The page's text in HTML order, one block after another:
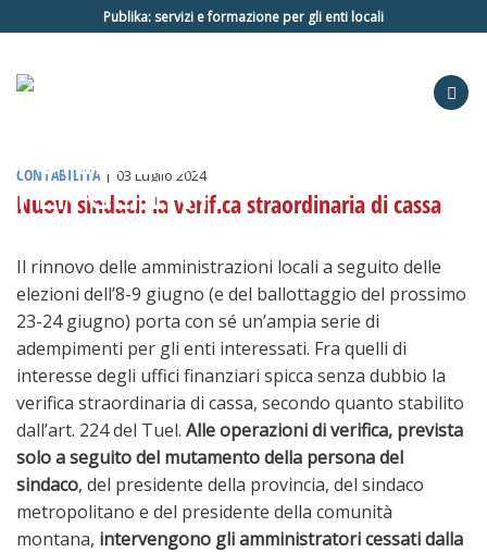
ai
Publika: servizi e formazione per gli enti locali
CONTABILITÀ | 03 Luglio 2024
Nuovi sindaci: la verifica straordinaria di cassa
Il rinnovo delle amministrazioni locali a seguito delle
elezioni dell’8-9 giugno (e del ballottaggio del prossimo
23-24 giugno) porta con sé un’ampia serie di
adempimenti per gli enti interessati. Fra quelli di
interesse degli uffici finanziari spicca senza dubbio la
verifica straordinaria di cassa, secondo quanto stabilito
dall’art. 224 del Tuel. Alle operazioni diverifica, prevista
solo a seguito del mutamento della persona del
sindaco, del presidente della provincia, del sindaco
metropolitano e del presidente della comunità
montana, intervengono gli amministratori cessati dalla